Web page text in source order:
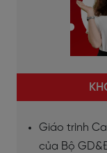
Giáo trình
của Bộ